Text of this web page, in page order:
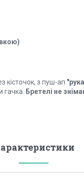
кісточок, з пуш-ап
гачка. Бретелі не